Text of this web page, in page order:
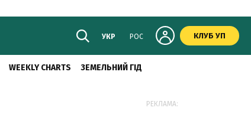
УКР РОС КЛУБ УП
WEEKLY CHARTS ЗЕМЕЛЬНИЙ ГІД
РЕКЛАМА: